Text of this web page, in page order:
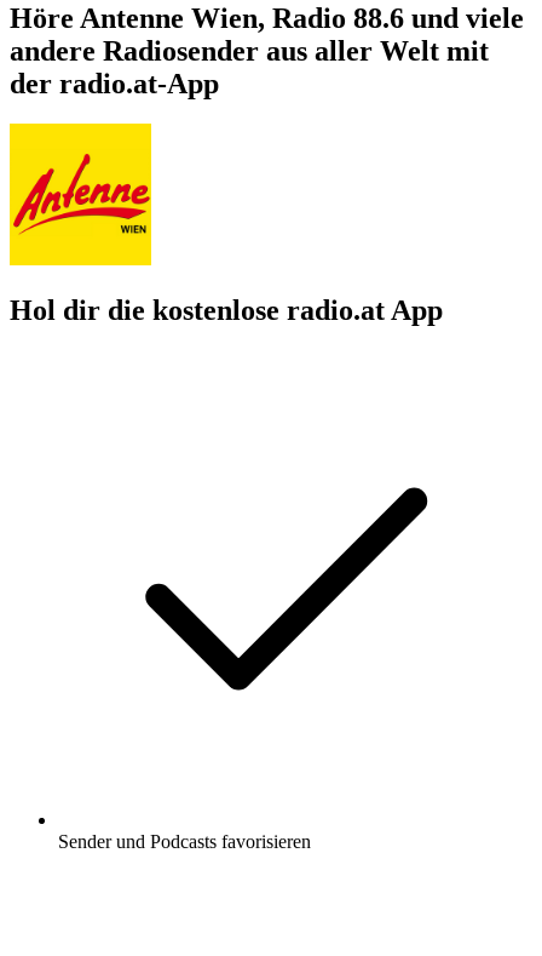
Höre Antenne Wien, Radio 88.6 und viele
andere Radiosender aus aller Welt mit
der radio.at-App
Hol dir die kostenlose radio.at App
Sender und Podcasts favorisieren